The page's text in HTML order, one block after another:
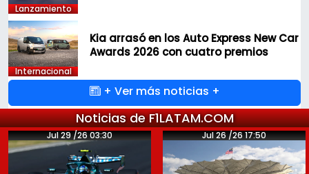
Lanzamiento
Internacional
Kia arrasó en los Auto Express New Car
Awards 2026 con cuatro premios
+ Ver más noticias +
Noticias de F1LATAM.COM
Jul 29 /26 03:30 Jul 26 /26 17:50